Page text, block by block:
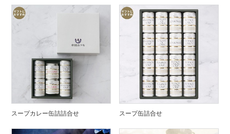
スープカレー缶詰詰合せ スープ缶詰合せ